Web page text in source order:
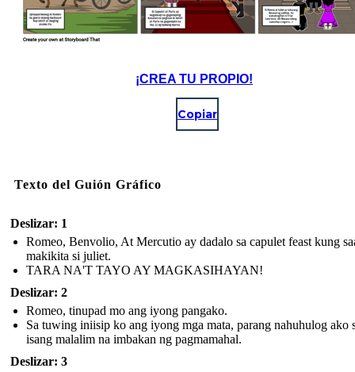
¡CREA TU PROPIO!
Copiar
Texto del Guión Gráfico
Deslizar: 1
Romeo, Benvolio, At Mercutio ay dadalo sa capulet feast kung
makikita si juliet.
TARA NA'T TAYO AY MAGKASIHAYAN!
Deslizar: 2
Romeo, tinupad mo ang iyong pangako.
Sa tuwing iniisip ko ang iyong mga mata, parang nahuhulog ako
isang malalim na imbakan ng pagmamahal.
Deslizar: 3